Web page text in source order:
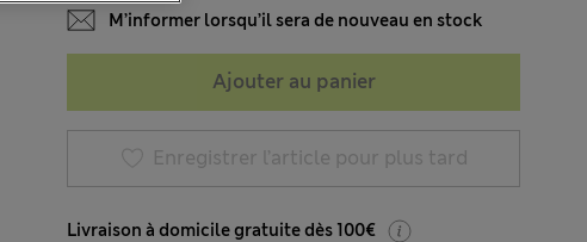
M’informer lorsqu’il sera de nouveau en stock
Ajouter au panier
Enregistrer l’article pour plus tard
Livraison à domicile gratuite dès 100€